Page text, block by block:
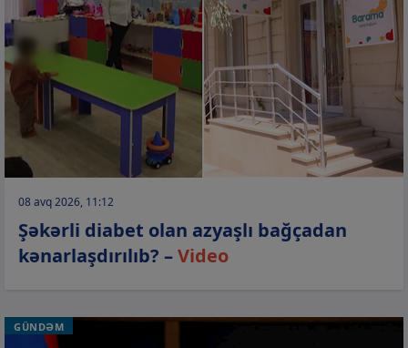
08 avq 2026, 11:12
Şəkərli diabet olan azyaşlı bağçadan
kənarlaşdırılıb? –Video
GÜNDƏM